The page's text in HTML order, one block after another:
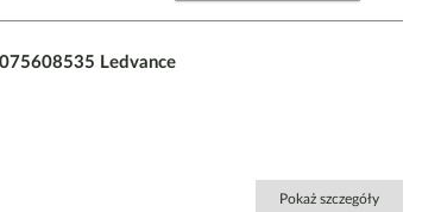
Ledvance
Pokaż szczegóły